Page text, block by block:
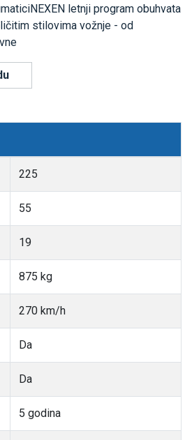
letnji program obuhvata
stilovima vožnje - od
225
55
19
875 kg
270 km/h
Da
Da
5 godina